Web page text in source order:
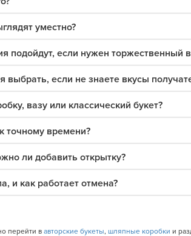
уместно?
если нужен торжественный
если не знаете вкусы
вазу или классический букет?
точному времени?
ли добавить открытку?
и как работает отмена?
перейти в авторские букеты, шляпные коробки и